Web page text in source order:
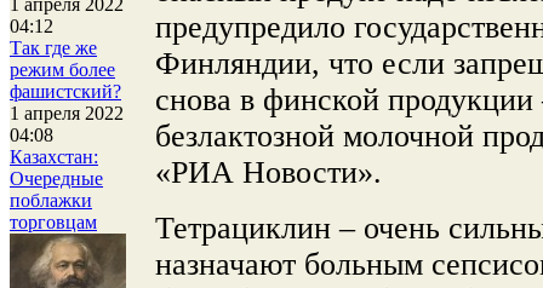
1 апреля 2022
04:12
Так где же
режим более
фашистский?
1 апреля 2022
04:08
Казахстан:
Очередные
поблажки
торговцам
предупредило
Финляндии, что если
снова в финской
безлактозной молочной
«РИА Новости».
Тетрациклин – очень
назначают больным